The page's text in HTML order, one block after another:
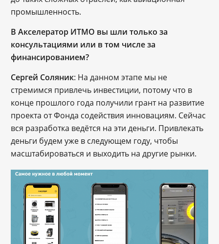
промышленность.
В Акселератор ИТМО вы шли только за
консультациями или в том числе за
финансированием?
Сергей Соляник: На данном этапе мы не
стремимся привлечь инвестиции, потому что в
конце прошлого года получили грант на развитие
проекта от Фонда содействия инновациям. Сейчас
вся разработка ведётся на эти деньги. Привлекать
деньги будем уже в следующем году, чтобы
масштабироваться и выходить на другие рынки.